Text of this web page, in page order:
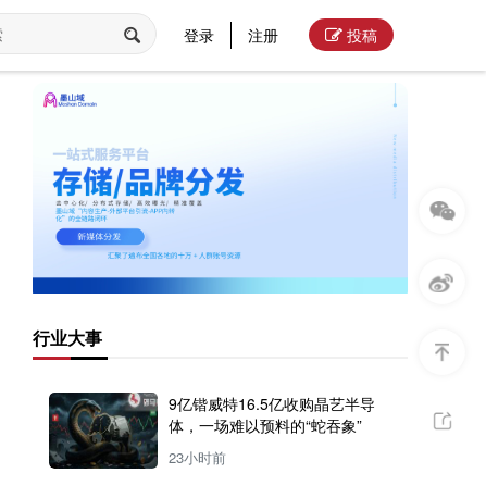
登录 注册 投稿
行业大事
9亿锴威特16.5亿收购晶艺半导
体，一场难以预料的“蛇吞象”
23小时前